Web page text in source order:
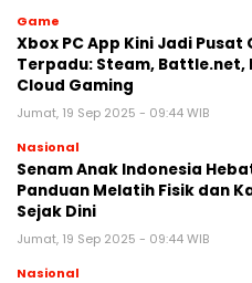
Game
Xbox PC App Kini Jadi Pusat
Terpadu: Steam, Battle.net,
Cloud Gaming
Jumat, 19 Sep 2025 - 09:44 WIB
Nasional
Senam Anak Indonesia
Panduan Melatih Fisik dan
Sejak Dini
Jumat, 19 Sep 2025 - 09:44 WIB
Nasional